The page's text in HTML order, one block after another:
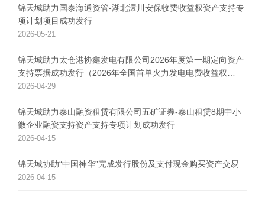
锦天城助力国泰海通资管-湖北澴川安保收费收益权资产支持专
项计划项目成功发行
2026-05-21
锦天城助力太仓港协鑫发电有限公司2026年度第一期定向资产
支持票据成功发行（2026年全国首单火力发电电费收益权
ABN）
2026-04-29
锦天城助力泰山融资租赁有限公司五矿证券-泰山租赁8期中小
微企业融资支持资产支持专项计划成功发行
2026-04-15
锦天城协助“中国神华”完成发行股份及支付现金购买资产交易
2026-04-15